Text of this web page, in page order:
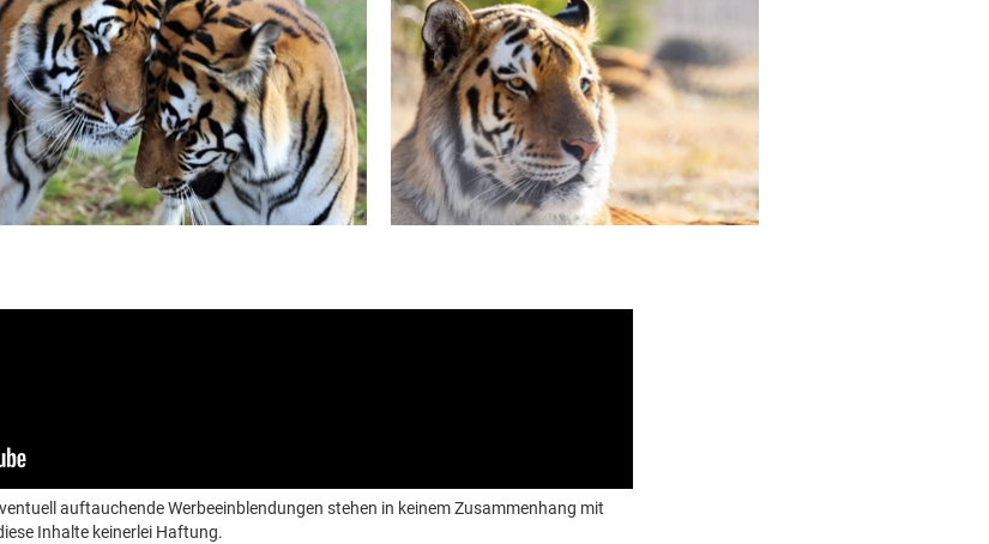
auftauchende Werbeeinblendungen stehen in keinem Zusammenhang mit
Inhalte keinerlei Haftung.